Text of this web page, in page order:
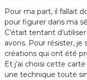
Pour ma part, il fallait
pour figurer dans ma
C’était tentant
avons. Pour résister, je
créations qui ont été
Et j’ai choisi cette
une technique toute